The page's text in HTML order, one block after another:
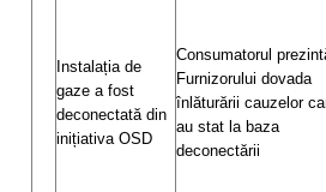
Instalația de
gaze a fost
deconectată din
inițiativa OSD
Consumatorul
Furnizorului dovada
înlăturării cauzelor
au stat la baza
deconectării